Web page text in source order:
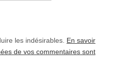
les indésirables. En savoir
de vos commentaires sont